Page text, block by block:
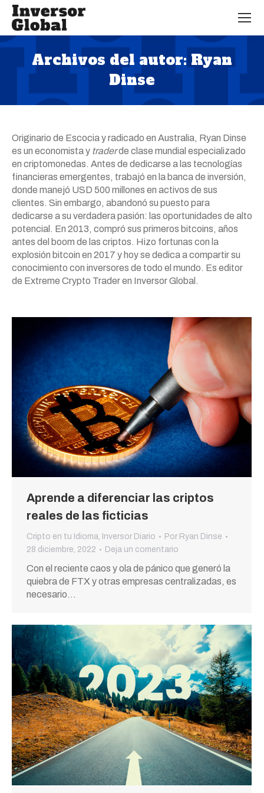
Archivos del autor: Ryan
Dinse
Estás aquí:
Originario de Escocia y radicado en Australia, Ryan Dinse
es un economista y traderde clase mundial especializado
en criptomonedas. Antes de dedicarse a las tecnologías
financieras emergentes, trabajó en la banca de inversión,
donde manejó USD 500 millones en activos de sus
clientes. Sin embargo, abandonó su puesto para
dedicarse a su verdadera pasión: las oportunidades de alto
potencial. En 2013, compró sus primeros bitcoins, años
antes del boom de las criptos. Hizo fortunas con la
explosión bitcoin en 2017 y hoy se dedica a compartir su
conocimiento con inversores de todo el mundo. Es editor
de Extreme Crypto Trader en Inversor Global.
Aprende a diferenciar las criptos
reales de las ficticias
Cripto en tu Idioma, Inversor Diario Por Ryan Dinse
28 diciembre, 2022
Deja un comentario
Con el reciente caos y ola de pánico que generó la
quiebra de FTX y otras empresas centralizadas, es
necesario…